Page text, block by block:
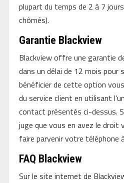
plupart du temps de 2 à 7
chômés).
Garantie Blackview
Blackview offre une garantie
dans un délai de 12 mois pour
bénéficier de cette option
du service client en utilisant
contact présentés ci-dessus.
juge que vous en avez le droit
faire parvenir votre téléphone
FAQ Blackview
Sur le site internet de